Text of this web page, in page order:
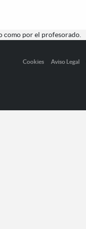
como por el profesorado.
Cookies Aviso Legal